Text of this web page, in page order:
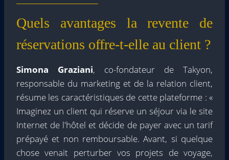
Quels avantages la revente de
réservations offre-t-elle au client ?
Simona Graziani, co-fondateur de Takyon,
responsable du marketing et de la relation client,
résume les caractéristiques de cette plateforme : «
Imaginez un client qui réserve un séjour via le site
Internet de l'hôtel et décide de payer avec un tarif
prépayé et non remboursable. Avant, si quelque
chose venait perturber vos projets de voyage,